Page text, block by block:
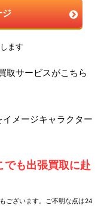
ジ
ます
取サービスがこちら
メージキャラクター
でも出張買取に赴
ございます。ご不明な点は24